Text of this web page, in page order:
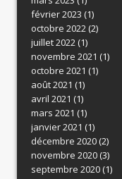
février 2023 (1)
octobre 2022(2)
juillet 2022(1)
novembre 2021 (1)
octobre 2021 (1)
août 2021 (1)
avril 2021 (1)
mars 2021 (1)
janvier 2021 (1)
décembre 2020(2)
novembre 2020(3)
septembre 2020(1)